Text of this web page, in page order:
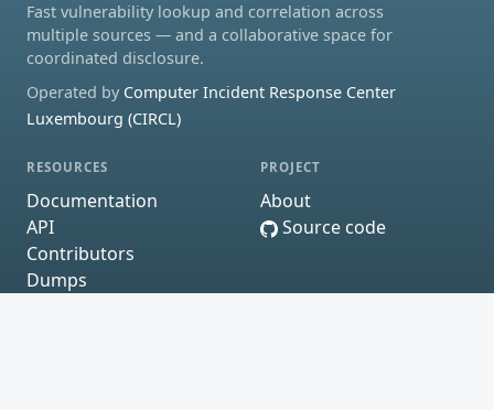
Fast vulnerability lookup and correlation across
multiple sources — and a collaborative space for
coordinated disclosure.
Operated by Computer Incident Response Center
Luxembourg (CIRCL)
RESOURCES
Documentation
API
Contributors
Dumps
PROJECT
About
Source code